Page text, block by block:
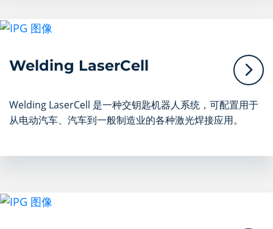
Welding LaserCell
Welding LaserCell 是一种交钥匙机器人系统，可配置用于
从电动汽车、汽车到一般制造业的各种激光焊接应用。